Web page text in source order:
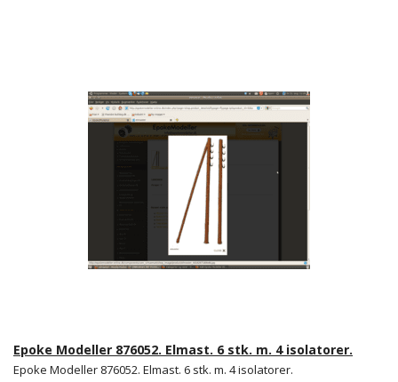
Epoke Modeller 876052. Elmast. 6 stk. m. 4 isolatorer.
Epoke Modeller 876052. Elmast. 6 stk. m. 4 isolatorer.